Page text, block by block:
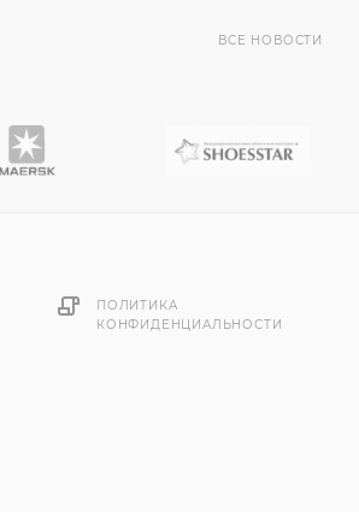
ВСЕ НОВОСТИ
ПОЛИТИКА
КОНФИДЕНЦИАЛЬНОСТИ